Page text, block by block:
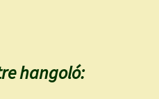
hangoló: